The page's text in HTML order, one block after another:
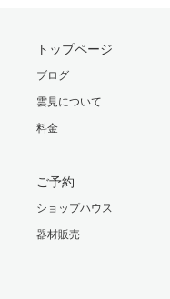
トップページ
ブログ
雲見について
料金
ご予約
ショップハウス
器材販売